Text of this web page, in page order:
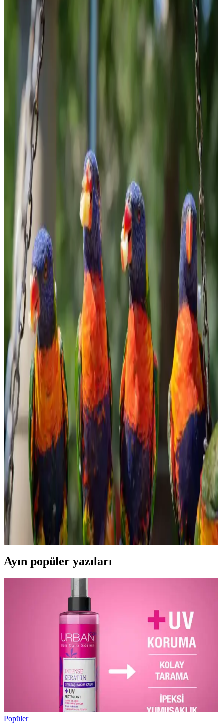
Sağlıklı Tatlı Tarifleri
Evde bulunan temel malzemelerle hazırlanan ekonomik ve sağlıklı
tatlı tarifleri, farklı malzemelerle besleyici ve pratik çözümler
sunuyor. Tatlı ihtiyacınızı dengeli şekilde karşılayabilirsiniz.
Gıda ve İçecek Markaları: Ürün Çeşitliliği ve
Tüketici Tercihleri Analizi
Gıda ve içecek sektöründeki çeşitli markalar, ürün çeşitliliği ve kalite
standartlarıyla tüketicilerin ihtiyaçlarına cevap veriyor, rekabeti
şekillendiriyor.
Kahve Dünyası ve Marketlerdeki Granola
Seçenekleri Sağlıklı Yaşam İçin Uygun Alternatifler
Kahve Dünyası ve marketlerdeki granola ürünleri, doğal içerikleri
ve sağlıklı beslenmeye uygun özellikleriyle öne çıkıyor. Bu
makalede, granola'nın faydaları ve seçim kriterleri detaylandırıldı.
Evde Bulyon Hazırlama Rehberi: Lezzetli ve Doğal
Tarifler
Evde bulyon hazırlamak, doğal ve lezzetli sonuçlar elde etmenizi
sağlar. Malzeme seçimi ve pişirme süresiyle zengin aromalar
yakalayın, sağlıklı ve ekonomik tarifler için ideal bir yöntem.
Ormanlı Pirinci Nedir ve Özellikleriyle Mutfakta
Doğal Bir Seçenek
Ormanlı pirinci, doğal ortamda yetişen aromatik ve sağlıklı bir pirinç
türüdür. Geleneksel tekniklerle hazırlanan bu pirinç, yemeklere
özgün tat ve aroma katar, doğru pişirme teknikleriyle lezzetini ortaya
çıkarır.
Bozkırlı Çavuşoğlu Tahin: Doğal ve Sağlıklı
Ürünlerle Marketlerde Öne Çıkıyor
Bozkırlı Çavuşoğlu tahin, yüksek kaliteli susam ve doğal üretim
yöntemleriyle sağlıklı beslenmeye uygun, marketlerde sık tercih
edilen organik ve katkısız bir tahin seçeneğidir.
Migros'ta Pratik ve Lezzetli Haşlamalık Mısır
Seçenekleri ve Kullanım İpuçları
Migros'ta satılan haşlamalık mısır, pratik hazırlanabilirliği ve sağlıklı
içeriğiyle öne çıkar. Taze veya dondurulmuş seçenekleriyle çeşitli
yemeklerde ve atıştırmalıklarda kullanılabilir, sofralarınıza lezzet
katmaya devam eder.
Konak Şekerleme ve Tatlı Sektöründe Tüketici
Tercihleri ve Piyasa Analizi
Şekerleme ve tatlı ürünleri, tüketicilerin ilgisini çeken geniş bir
yelpazeye sahiptir. Kalite, hijyen ve doğal içerik ön planda olup,
rekabet ve yenilikçilik sektörde öne çıkmayı sağlar.
Ayın popüler yazıları
Popüler